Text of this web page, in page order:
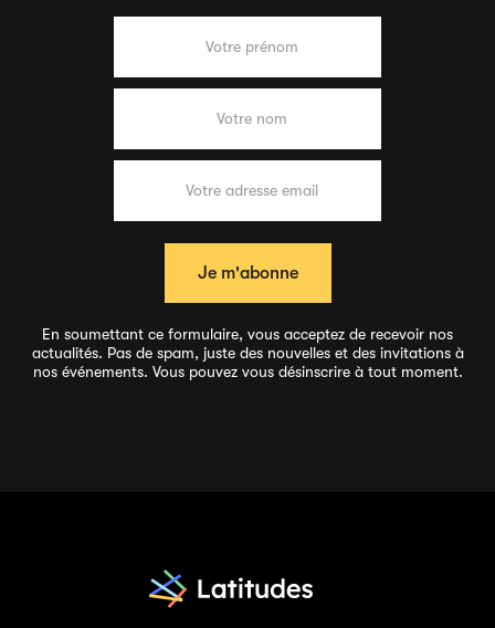
En soumettant ce formulaire, vous acceptez de recevoir nos
actualités. Pas de spam, juste des nouvelles et des invitations à
nos événements. Vous pouvez vous désinscrire à tout moment.